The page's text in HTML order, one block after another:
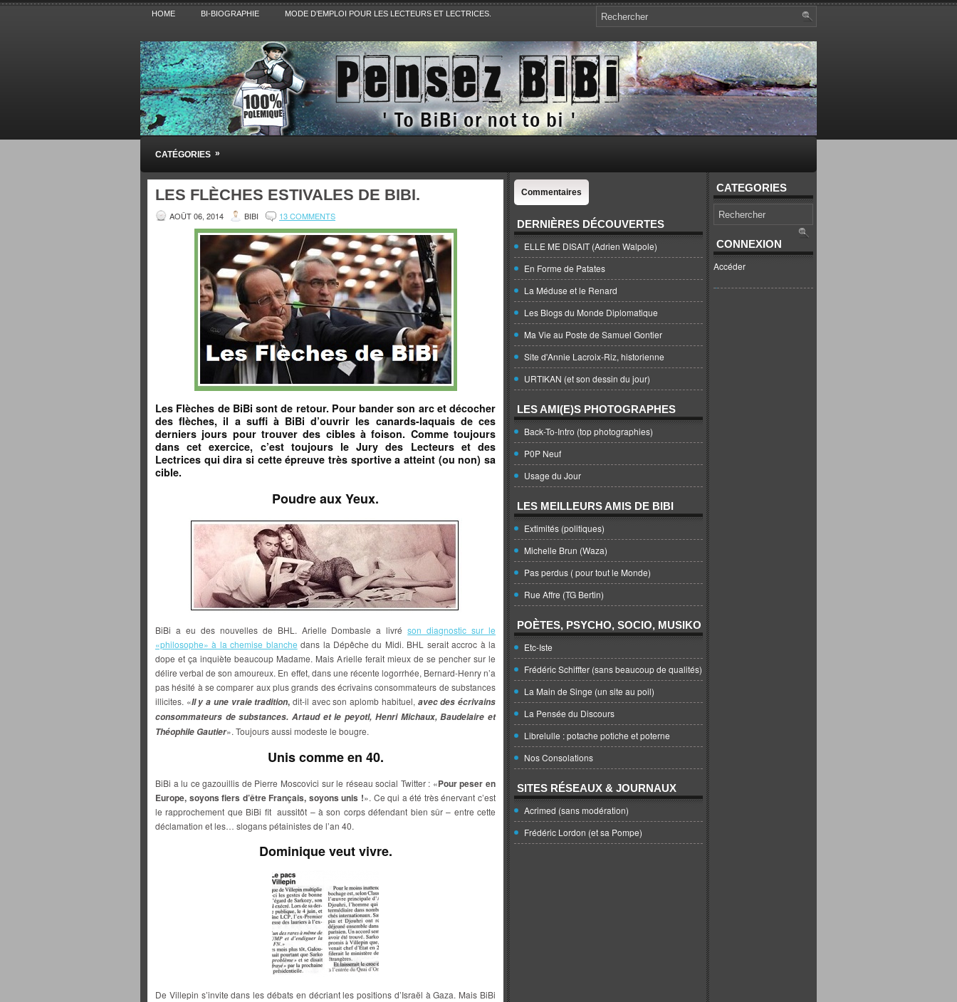
HOME BI-BIOGRAPHIE MODE D’EMPLOI POUR LES LECTEURS ET LECTRICES.
Pensez BiBi
Blog polémique sur l'Actualité, la Culture, la Politique, le Sport,. Avec Revue de presse et de blogs.
CATÉGORIES »
LES FLÈCHES ESTIVALES DE BIBI.
AOÛT 06, 2014 BIBI 13 COMMENTS
Les Flèches de BiBi sont de retour. Pour bander son arc et décocher
des flèches, il a suffi à BiBi d’ouvrir les canards-laquais de ces
derniers jours pour trouver des cibles à foison. Comme toujours
dans cet exercice, c’est toujours le Jury des Lecteurs et des
Lectrices qui dira si cette épreuve très sportive a atteint (ou non) sa
cible.
Poudre aux Yeux.
BiBi a eu des nouvelles de BHL. Arielle Dombasle a livréson diagnostic sur le
«philosophe» à la chemise blanche dans la Dépêche du Midi. BHL serait accroc à la
dope et ça inquiète beaucoup Madame. Mais Arielle ferait mieux de se pencher sur le
délire verbal de son amoureux. En effet, dans une récente logorrhée, Bernard-Henry n’a
pas hésité à se comparer aux plus grands des écrivains consommateurs de substances
illicites. «Il y a une vraie tradition, dit-il avec son aplomb habituel, avec des écrivains
consommateurs de substances. Artaud et le peyotl, Henri Michaux, Baudelaire et
Théophile Gautier». Toujours aussi modeste le bougre.
Unis comme en 40.
BiBi a lu ce gazouillis de Pierre Moscovici sur le réseau social Twitter : «Pour peser en
Europe, soyons fiers d’être Français, soyons unis !». Ce qui a été très énervant c’est
le rapprochement que BiBi fit aussitôt – à son corps défendant bien sûr – entre cette
déclamation et les… slogans pétainistes de l’an 40.
Dominique veut vivre.
De Villepin s’invite dans les débats en décriant les positions d’Israël à Gaza. Mais BiBi
Commentaires
DERNIÈRES DÉCOUVERTES
ELLE ME DISAIT (Adrien Walpole)
En Forme de Patates
La Méduse et le Renard
Les Blogs du Monde Diplomatique
Ma Vie au Poste de Samuel Gontier
Site d'Annie Lacroix-Riz, historienne
URTIKAN (et son dessin du jour)
LES AMI(E)S PHOTOGRAPHES
Back-To-Intro (top photographies)
P0P Neuf
Usage du Jour
LES MEILLEURS AMIS DE BIBI
Extimités (politiques)
Michelle Brun (Waza)
Pas perdus ( pour tout le Monde)
Rue Affre (TG Bertin)
POÈTES, PSYCHO, SOCIO, MUSIKO
Etc-Iste
Frédéric Schiffter (sans beaucoup de qualités)
La Main de Singe (un site au poil)
La Pensée du Discours
Librelulle : potache potiche et poterne
Nos Consolations
SITES RÉSEAUX & JOURNAUX
Acrimed (sans modération)
Frédéric Lordon (et sa Pompe)
CATEGORIES
CONNEXION
Accéder